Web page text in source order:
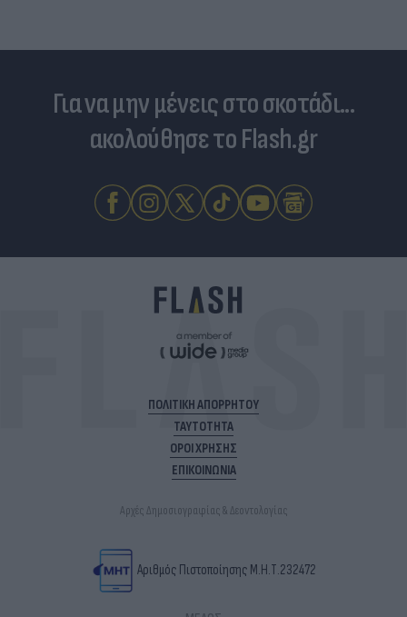
Για να μην μένεις στο σκοτάδι...
ακολούθησε το Flash.gr
ΠΟΛΙΤΙΚΗ ΑΠΟΡΡΗΤΟΥ
ΤΑΥΤΟΤΗΤΑ
ΟΡΟΙ ΧΡΗΣΗΣ
ΕΠΙΚΟΙΝΩΝΙΑ
Αρχές Δημοσιογραφίας & Δεοντολογίας
Αριθμός Πιστοποίησης Μ.Η.Τ.232472